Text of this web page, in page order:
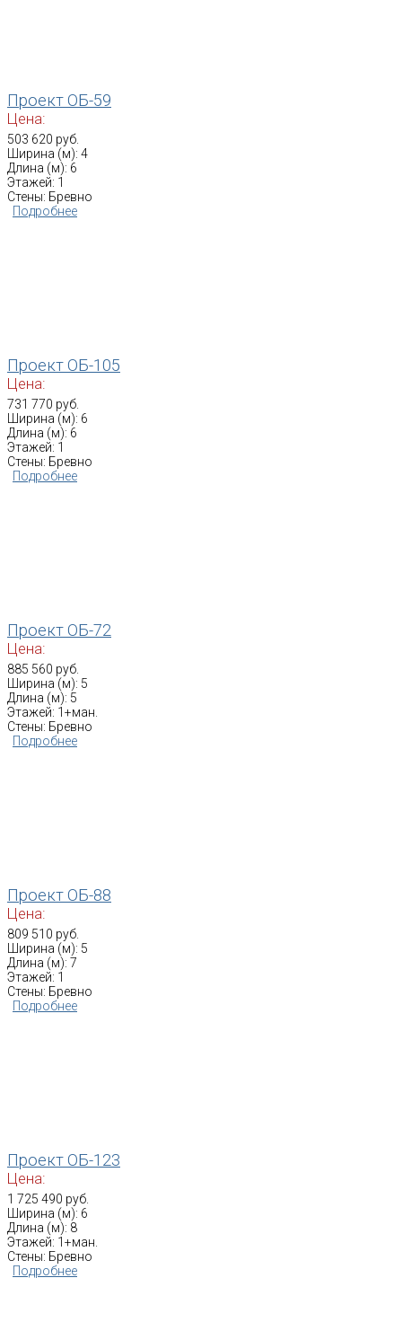
Проект ОБ-59
Цена:
503 620 руб.
Ширина (м): 4
Длина (м): 6
Этажей: 1
Стены: Бревно
Подробнее
Проект ОБ-105
Цена:
731 770 руб.
Ширина (м): 6
Длина (м): 6
Этажей: 1
Стены: Бревно
Подробнее
Проект ОБ-72
Цена:
885 560 руб.
Ширина (м): 5
Длина (м): 5
Этажей: 1+ман.
Стены: Бревно
Подробнее
Проект ОБ-88
Цена:
809 510 руб.
Ширина (м): 5
Длина (м): 7
Этажей: 1
Стены: Бревно
Подробнее
Проект ОБ-123
Цена:
1 725 490 руб.
Ширина (м): 6
Длина (м): 8
Этажей: 1+ман.
Стены: Бревно
Подробнее